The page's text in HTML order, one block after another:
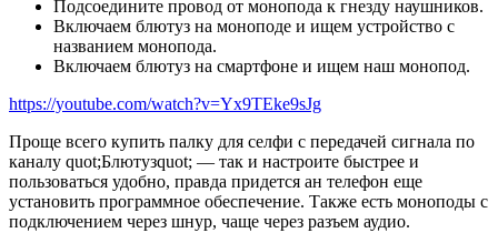
Подсоедините провод от монопода к гнезду наушников.
Включаем блютуз на моноподе и ищем устройство с
названием монопода.
Включаем блютуз на смартфоне и ищем наш монопод.
https://youtube.com/watch?v=Yx9TEke9sJg
Проще всего купить палку для селфи с передачей сигнала по
каналу quot;Блютузquot; — так и настроите быстрее и
пользоваться удобно, правда придется ан телефон еще
установить программное обеспечение. Также есть моноподы с
подключением через шнур, чаще через разъем аудио.